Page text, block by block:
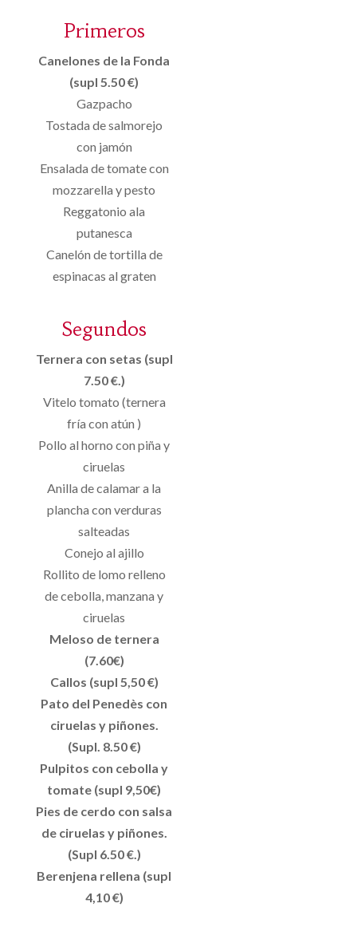
Primeros
Canelones de la Fonda
(supl 5.50 €)
Gazpacho
Tostada de salmorejo
con jamón
Ensalada de tomate con
mozzarella y pesto
Reggatonio ala
putanesca
Canelón de tortilla de
espinacas al graten
Segundos
Ternera con setas (supl
7.50 €.)
Vitelo tomato (ternera
fría con atún )
Pollo al horno con piña y
ciruelas
Anilla de calamar a la
plancha con verduras
salteadas
Conejo al ajillo
Rollito de lomo relleno
de cebolla, manzana y
ciruelas
Meloso de ternera
(7.60€)
Callos (supl 5,50 €)
Pato del Penedès con
ciruelas y piñones.
(Supl. 8.50 €)
Pulpitos con cebolla y
tomate (supl 9,50€)
Pies de cerdo con salsa
de ciruelas y piñones.
(Supl 6.50 €.)
Berenjena rellena (supl
4,10 €)